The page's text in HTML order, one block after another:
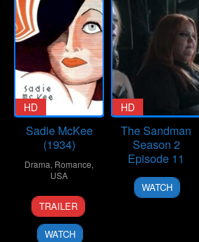
HD
Sadie McKee
(1934)
Drama, Romance,
USA
9
May
1934
Clarence
Brown
TRAILER
WATCH
HD
The Sandman
Season 2
Episode 11
24
Jul
WATCH